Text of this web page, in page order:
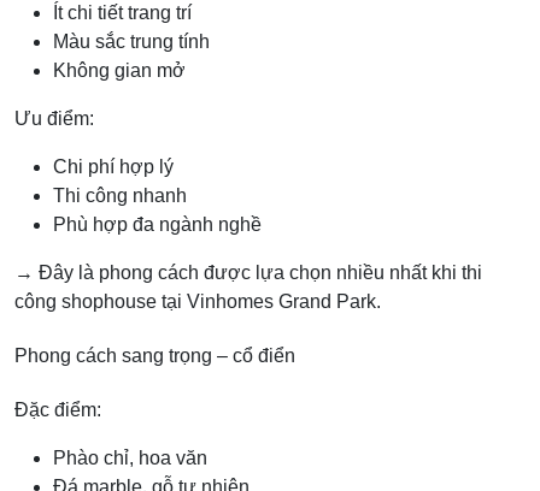
Ít chi tiết trang trí
Màu sắc trung tính
Không gian mở
Ưu điểm:
Chi phí hợp lý
Thi công nhanh
Phù hợp đa ngành nghề
→ Đây là phong cách được lựa chọn nhiều nhất khi thi
công shophouse tại Vinhomes Grand Park.
Phong cách sang trọng – cổ điển
Đặc điểm:
Phào chỉ, hoa văn